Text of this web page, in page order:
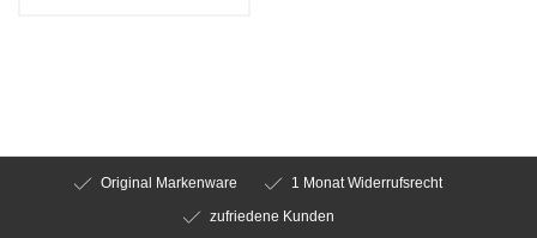
Original Markenware
1 Monat Widerrufsrecht
zufriedene Kunden